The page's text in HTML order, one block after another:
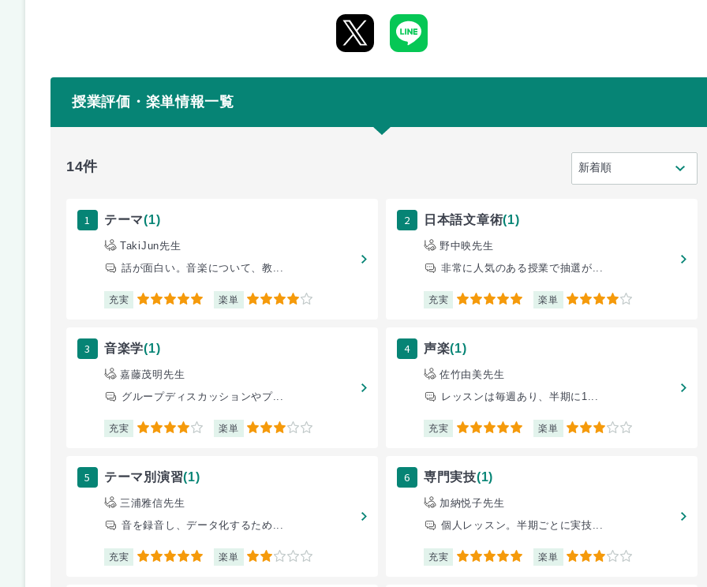
授業評価・楽単情報一覧
14件
1 テーマ(1)
TakiJun先生
話が面白い。音楽について、教...
充実 5 楽単 4
2 日本語文章術(1)
野中映先生
非常に人気のある授業で抽選が...
充実 5 楽単 4
3 音楽学(1)
嘉藤茂明先生
グループディスカッションやプ...
充実 4 楽単 3
4 声楽(1)
佐竹由美先生
レッスンは毎週あり、半期に1...
充実 5 楽単 3
5 テーマ別演習(1)
三浦雅信先生
音を録音し、データ化するため...
充実 5 楽単 2
6 専門実技(1)
加納悦子先生
個人レッスン。半期ごとに実技...
充実 5 楽単 3